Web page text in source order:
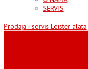
SERVIS
Prodaja i servis Leister alata